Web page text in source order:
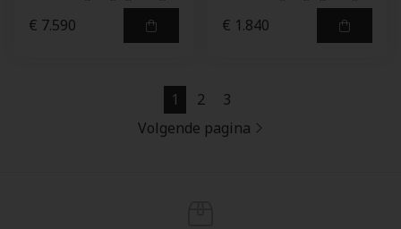
€ 7.590
€ 1.840
1 2
3
Volgende pagina